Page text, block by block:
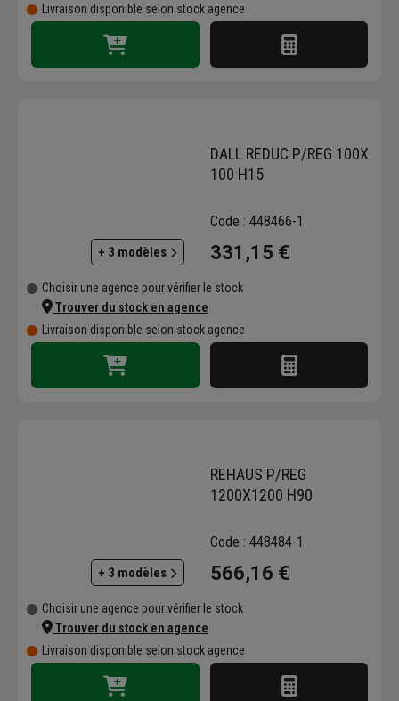
Livraison disponible selon stock agence
+ 3 modèles
DALL REDUC P/REG 100X
100 H15
Code : 448466-1
331,15 €
Choisir une agence pour vérifier le stock
Trouver du stock en agence
Livraison disponible selon stock agence
+ 3 modèles
REHAUS P/REG
1200X1200 H90
Code : 448484-1
566,16 €
Choisir une agence pour vérifier le stock
Trouver du stock en agence
Livraison disponible selon stock agence